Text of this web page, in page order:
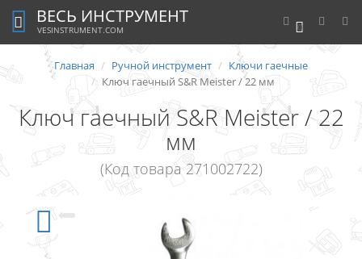
0
ВЕСЬ ИНСТРУМЕНТ
VESINSTRUMENT.COM
Главная Ручной инструмент
Ключи гаечные
Ключ гаечный S&R Meister / 22 мм
Ключ гаечный S&R Meister / 22
мм
(Код товара 271002722)